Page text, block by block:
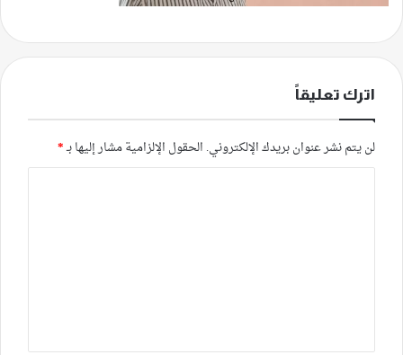
اترك تعليقاً
لن يتم نشر عنوان بريدك الإلكتروني. الحقول الإلزامية مشار إليها بـ*